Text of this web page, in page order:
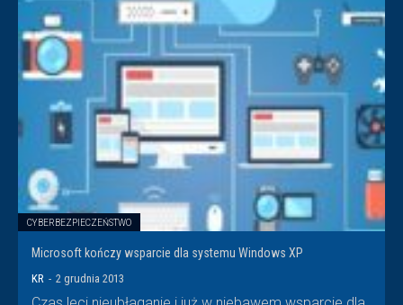
CYBERBEZPIECZEŃSTWO
Microsoft kończy wsparcie dla systemu Windows XP
KR - 2 grudnia 2013